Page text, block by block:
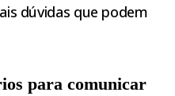
dúvidas que podem
para comunicar